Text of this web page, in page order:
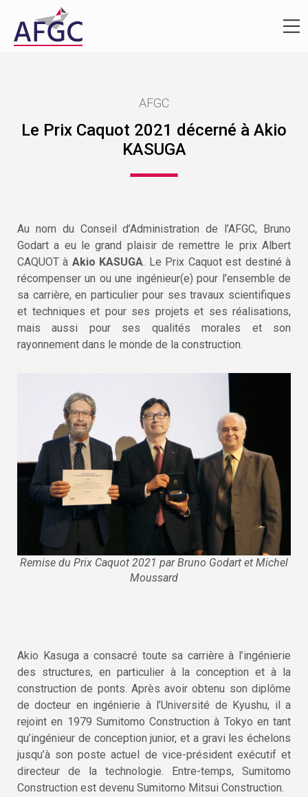
AFGC
Le Prix Caquot 2021 décerné à Akio
KASUGA
Au nom du Conseil d’Administration de l’AFGC, Bruno
Godart a eu le grand plaisir de remettre le prix Albert
CAQUOT à Akio KASUGA . Le Prix Caquot est destiné à
récompenser un ou une ingénieur(e) pour l’ensemble de
sa carrière, en particulier pour ses travaux scientifiques
et techniques et pour ses projets et ses réalisations,
mais aussi pour ses qualités morales et son
rayonnement dans le monde de la construction.
Remise du Prix Caquot 2021 par Bruno Godart et Michel
Moussard
Akio Kasuga a consacré toute sa carrière à l’ingénierie
des structures, en particulier à la conception et à la
construction de ponts. Après avoir obtenu son diplôme
de docteur en ingénierie à l’Université de Kyushu, il a
rejoint en 1979 Sumitomo Construction à Tokyo en tant
qu’ingénieur de conception junior, et a gravi les échelons
jusqu’à son poste actuel de vice-président exécutif et
directeur de la technologie. Entre-temps, Sumitomo
Construction est devenu Sumitomo Mitsui Construction.